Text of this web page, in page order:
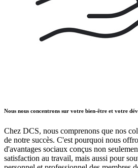
Nous nous concentrons sur votre bien-être et votre
Chez DCS, nous comprenons que nos
de notre succès. C'est pourquoi nous
d'avantages sociaux conçus non
satisfaction au travail, mais aussi pour